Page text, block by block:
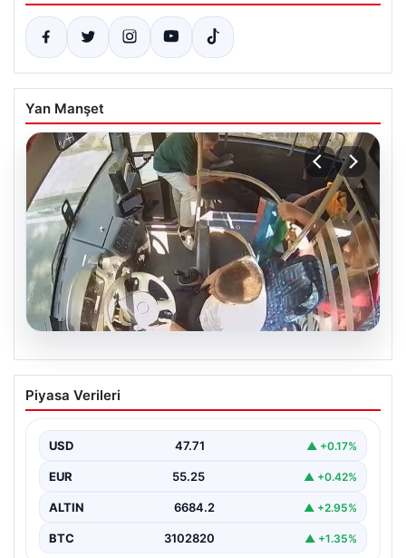
Yan Manşet
05.08.2026
Otobüste Rahatsızlanan Yolcuyu Şoför
Hızla Hastaneye Yetiştirdi
yoğun olarak sağlandığı halk otobüslerinde, zaman
zaman acil…
Piyasa Verileri
USD 47.71 ▲ +0.17%
EUR 55.25 ▲ +0.42%
ALTIN 6684.2 ▲ +2.95%
BTC 3102820 ▲ +1.35%